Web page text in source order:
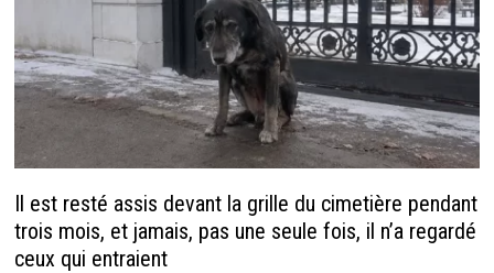
Il est resté assis devant la grille du cimetière pendant
trois mois, et jamais, pas une seule fois, il n’a regardé
ceux qui entraient